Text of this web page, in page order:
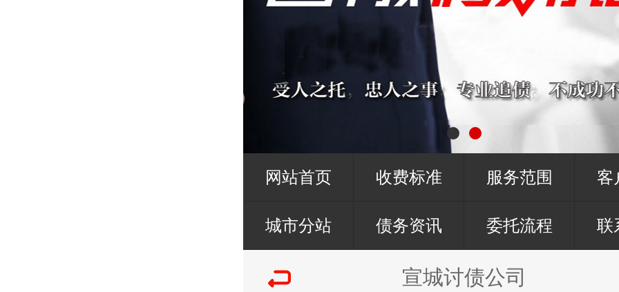
网站首页 收费标准 服务范围 客
城市分站 债务资讯 委托流程 联
宣城讨债公司